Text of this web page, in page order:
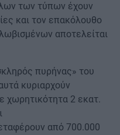
των τύπων έχουν
και τον επακόλουθο
αποτελείται
πυρήνας» του
κυριαρχούν
χωρητικότητα 2 εκατ.
από 700.000